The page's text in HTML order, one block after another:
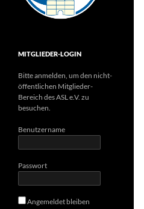
MITGLIEDER-LOGIN
Bitte anmelden, um den nicht-
öffentlichen Mitglieder-
Bereich des ASL e.V. zu
besuchen.
Benutzername
Passwort
Angemeldet bleiben